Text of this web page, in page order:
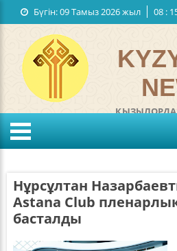
Бүгін:09 Тамыз 2026 жыл 08 :
Мемлекеттiк рәміздер
ҚЫЗЫЛОРДА
Қысым:мм
Нұрсұлтан
Astana Club
басталды